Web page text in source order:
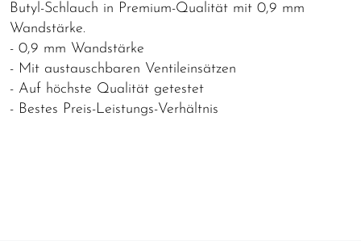
Butyl-Schlauch in Premium-Qualität mit 0,9 mm
Wandstärke.
- 0,9 mm Wandstärke
- Mit austauschbaren Ventileinsätzen
- Auf höchste Qualität getestet
- Bestes Preis-Leistungs-Verhältnis